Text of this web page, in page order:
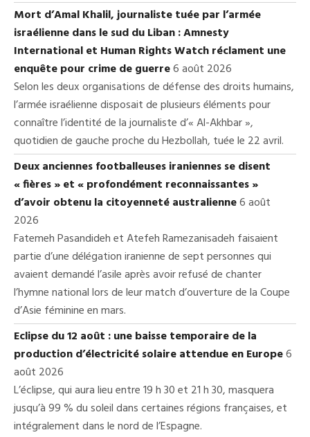
Mort d’Amal Khalil, journaliste tuée par l’armée
israélienne dans le sud du Liban : Amnesty
International et Human Rights Watch réclament une
enquête pour crime de guerre6 août 2026
Selon les deux organisations de défense des droits humains,
l’armée israélienne disposait de plusieurs éléments pour
connaître l’identité de la journaliste d’« Al-Akhbar »,
quotidien de gauche proche du Hezbollah, tuée le 22 avril.
Deux anciennes footballeuses iraniennes se disent
« fières » et « profondément reconnaissantes »
d’avoir obtenu la citoyenneté australienne6 août
2026
Fatemeh Pasandideh et Atefeh Ramezanisadeh faisaient
partie d’une délégation iranienne de sept personnes qui
avaient demandé l’asile après avoir refusé de chanter
l’hymne national lors de leur match d’ouverture de la Coupe
d’Asie féminine en mars.
Eclipse du 12 août : une baisse temporaire de la
production d’électricité solaire attendue en Europe6
août 2026
L’éclipse, qui aura lieu entre 19 h 30 et 21 h 30, masquera
jusqu’à 99 % du soleil dans certaines régions françaises, et
intégralement dans le nord de l’Espagne.